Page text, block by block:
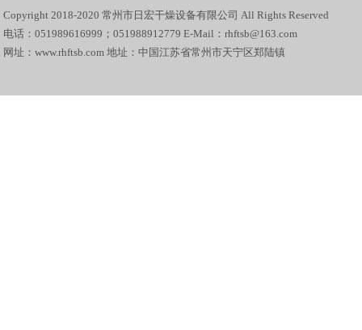
Copyright 2018-2020 常州市日宏干燥设备有限公司 All Rights Reserved
电话：051989616999；051988912779 E-Mail：rhftsb@163.com
网址：www.rhftsb.com 地址：中国江苏省常州市天宁区郑陆镇